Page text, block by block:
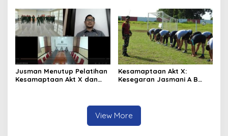
Sulut
Jusman Menutup Pelatihan
Kesamaptaan Akt X dan
Kesamaptaan Akt X:
Kesegaran Jasmani A B
View More